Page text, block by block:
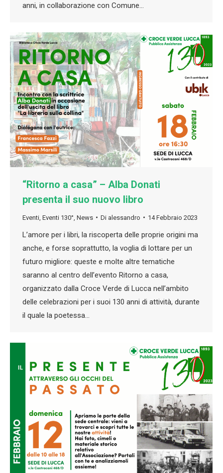
anni, in collaborazione con Comune…
“Ritorno a casa” – Alba Donati
presenta il suo nuovo libro
Eventi Eventi 130° News Di alessandro 14 Febbraio 2023
L’amore per i libri, la riscoperta delle proprie origini ma
anche, e forse soprattutto, la voglia di lottare per un
futuro migliore: queste e molte altre tematiche
saranno al centro dell’evento Ritorno a casa,
organizzato dalla Croce Verde di Lucca nell’ambito
delle celebrazioni per i suoi 130 anni di attività, durante
il quale la poetessa…